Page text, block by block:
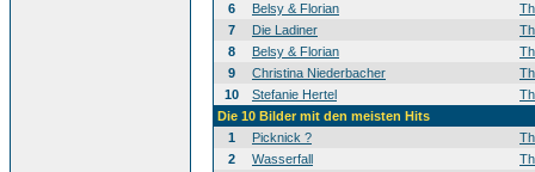
6
Belsy & Florian
7
Die Ladiner
8
Belsy & Florian
9
Christina Niederbacher
10
Stefanie Hertel
Die 10 Bilder mit den meisten Hits
1
Picknick ?
2
Wasserfall